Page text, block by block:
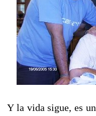
Y la vida sigue, es